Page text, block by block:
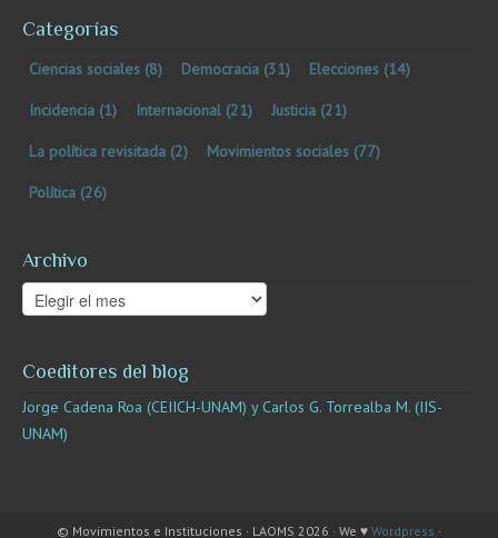
Categorías
Ciencias sociales (8) Democracia (31) Elecciones (14)
Incidencia (1) Internacional (21) Justicia (21)
La política revisitada (2) Movimientos sociales (77)
Política (26)
Archivo
Archivo
Coeditores del blog
Jorge Cadena Roa (CEIICH-UNAM) y Carlos G. Torrealba M. (IIS-
UNAM)
© Movimientos e Instituciones · LAOMS 2026 · We ♥ Wordpress ·